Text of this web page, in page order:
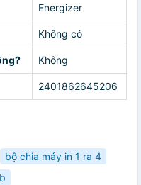
Energizer
Không có
Không
2401862645206
bộ chia máy in 1 ra 4